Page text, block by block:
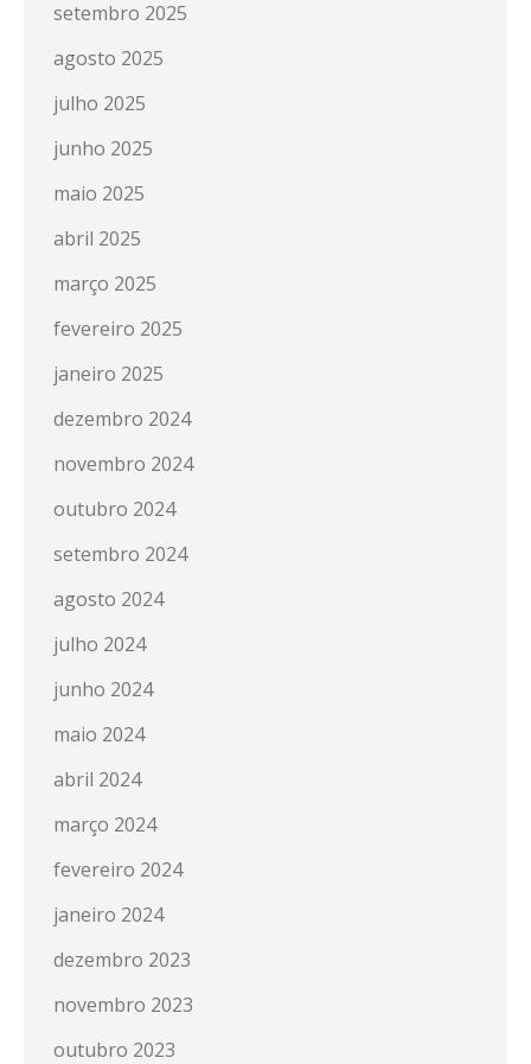
setembro 2025
agosto 2025
julho 2025
junho 2025
maio 2025
abril 2025
março 2025
fevereiro 2025
janeiro 2025
dezembro 2024
novembro 2024
outubro 2024
setembro 2024
agosto 2024
julho 2024
junho 2024
maio 2024
abril 2024
março 2024
fevereiro 2024
janeiro 2024
dezembro 2023
novembro 2023
outubro 2023